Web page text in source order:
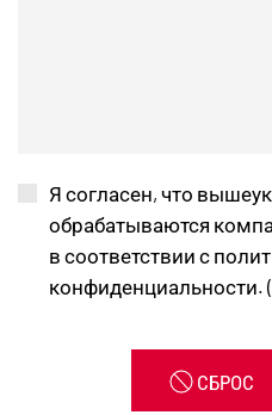
Я согласен, что
обрабатываются
в соответствии с
конфиденциальности.
СБРОС